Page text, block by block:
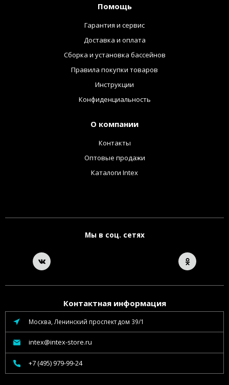
Помощь
Гарантия и сервис
Доставка и оплата
Сборка и установка бассейнов
Правила покупки товаров
Инструкции
Конфиденциальность
О компании
Контакты
Оптовые продажи
Каталоги Intex
Мы в соц. сетях
Контактная информация
Москва, Ленинский проспект дом 39/1
intex@intex-store.ru
+7 (495) 979-99-24